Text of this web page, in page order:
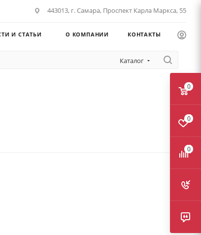
443013, г. Самара, Проспект Карла Маркса, 55
И СТАТЬИ О КОМПАНИИ КОНТАКТЫ
Каталог
0
0
0